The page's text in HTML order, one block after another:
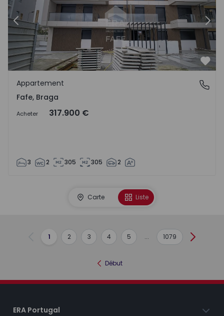
Précédent
Fafe, Braga
Appartement
Fafe, Braga
Acheter 317.900 €
3 2 305 305 2
Carte Liste
Précédent
1 2 3 4 5 ... 1079 Suivant
Début
ERA Portugal